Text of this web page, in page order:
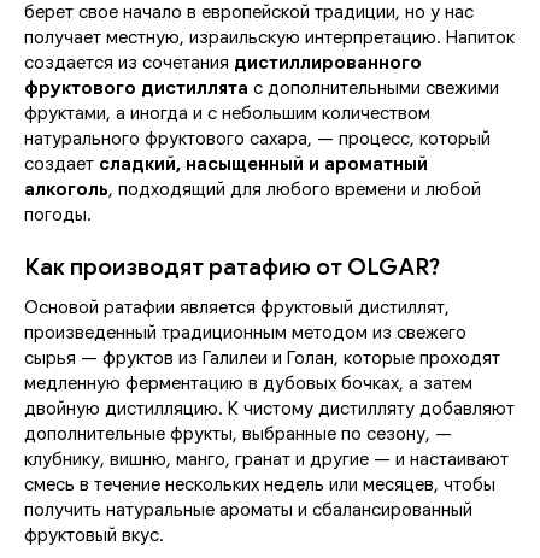
берет свое начало в европейской традиции, но у нас
получает местную, израильскую интерпретацию. Напиток
создается из сочетания дистиллированного
фруктового дистиллята с дополнительными свежими
фруктами, а иногда и с небольшим количеством
натурального фруктового сахара, — процесс, который
создает сладкий, насыщенный и ароматный
алкоголь, подходящий для любого времени и любой
погоды.
Как производят ратафию от OLGAR?
Основой ратафии является фруктовый дистиллят,
произведенный традиционным методом из свежего
сырья — фруктов из Галилеи и Голан, которые проходят
медленную ферментацию в дубовых бочках, а затем
двойную дистилляцию. К чистому дистилляту добавляют
дополнительные фрукты, выбранные по сезону, —
клубнику, вишню, манго, гранат и другие — и настаивают
смесь в течение нескольких недель или месяцев, чтобы
получить натуральные ароматы и сбалансированный
фруктовый вкус.